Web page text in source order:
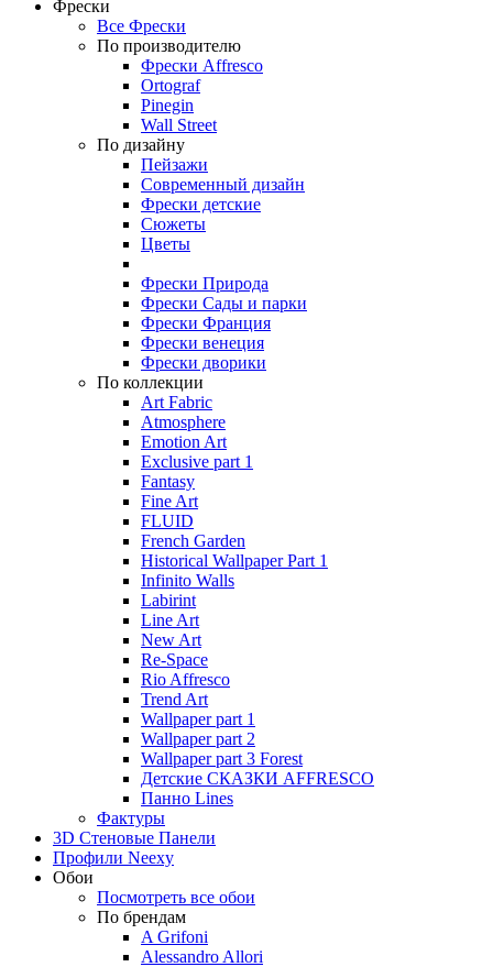
Фрески
Все Фрески
По производителю
Фрески Affresco
Ortograf
Pinegin
Wall Street
По дизайну
Пейзажи
Современный дизайн
Фрески детские
Сюжеты
Цветы
Фрески Природа
Фрески Сады и парки
Фрески Франция
Фрески венеция
Фрески дворики
По коллекции
Art Fabric
Atmosphere
Emotion Art
Exclusive part 1
Fantasy
Fine Art
FLUID
French Garden
Historical Wallpaper Part 1
Infinito Walls
Labirint
Line Art
New Art
Re-Space
Rio Affresco
Trend Art
Wallpaper part 1
Wallpaper part 2
Wallpaper part 3 Forest
Детские СКАЗКИ AFFRESCO
Панно Lines
Фактуры
3D Стеновые Панели
Профили Neexy
Обои
Посмотреть все обои
По брендам
A Grifoni
Alessandro Allori